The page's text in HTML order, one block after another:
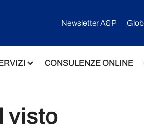
Newsletter A&P
CONSULENZE ONLINE
visto